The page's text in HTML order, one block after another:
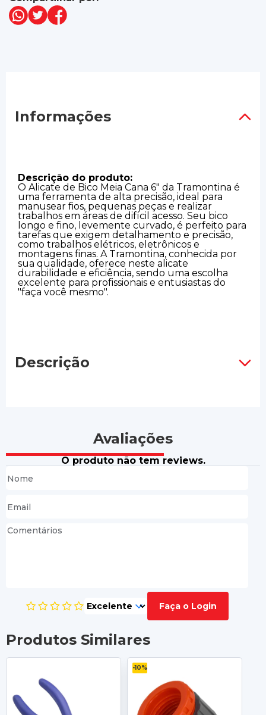
Informações
Descrição do produto:
O Alicate de Bico Meia Cana 6" da Tramontina é
uma ferramenta de alta precisão, ideal para
manusear fios, pequenas peças e realizar
trabalhos em áreas de difícil acesso. Seu bico
longo e fino, levemente curvado, é perfeito para
tarefas que exigem detalhamento e precisão,
como trabalhos elétricos, eletrônicos e
montagens finas. A Tramontina, conhecida por
sua qualidade, oferece neste alicate
durabilidade e eficiência, sendo uma escolha
excelente para profissionais e entusiastas do
"faça você mesmo".
Descrição
Avaliações
O produto não tem reviews.
Faça o Login
Produtos Similares
-10%